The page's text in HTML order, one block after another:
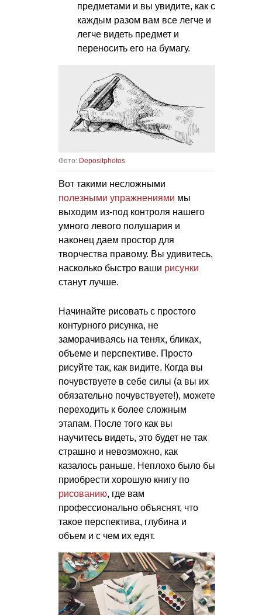
предметами и вы увидите, как с
каждым разом вам все легче и
легче видеть предмет и
переносить его на бумагу.
Фото: Depositphotos
Вот такими несложными
полезными упражнениями мы
выходим из-под контроля нашего
умного левого полушария и
наконец даем простор для
творчества правому. Вы удивитесь,
насколько быстро ваши рисунки
станут лучше.
Начинайте рисовать с простого
контурного рисунка, не
заморачиваясь на тенях, бликах,
объеме и перспективе. Просто
рисуйте так, как видите. Когда вы
почувствуете в себе силы (а вы их
обязательно почувствуете!), можете
переходить к более сложным
этапам. После того как вы
научитесь видеть, это будет не так
страшно и невозможно, как
казалось раньше. Неплохо было бы
приобрести хорошую книгу по
рисованию, где вам
профессионально объяснят, что
такое перспектива, глубина и
объем и с чем их едят.